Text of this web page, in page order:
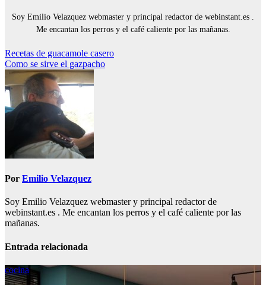
Soy Emilio Velazquez webmaster y principal redactor de webinstant.es .
Me encantan los perros y el café caliente por las mañanas.
Navegación
de
entradas
Recetas de guacamole casero
Como se sirve el gazpacho
Por Emilio Velazquez
Soy Emilio Velazquez webmaster y principal redactor de
webinstant.es . Me encantan los perros y el café caliente por las
mañanas.
Entrada relacionada
cocina